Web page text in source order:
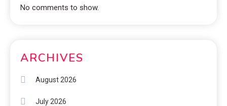
No comments to show.
ARCHIVES
August 2026
July 2026